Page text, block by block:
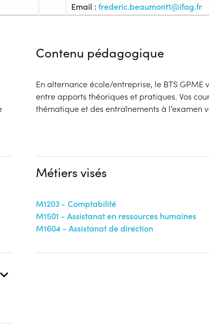
Email : frederic.beaumont1@ifag.fr
Prérequis :
Être titulaire d’un baccalauréat ou d’un Niveau
En recherche d'emploi, Tout public
Réunions d'informations
Aucune information
Contenu pédagogique
En alternance école/entreprise, le BTS GPME
entre apports théoriques et pratiques. Vos
thématique et des entraînements à l’examen
Métiers visés
M1203 - Comptabilité
M1501 - Assistanat en ressources humaines
M1604 - Assistanat de direction